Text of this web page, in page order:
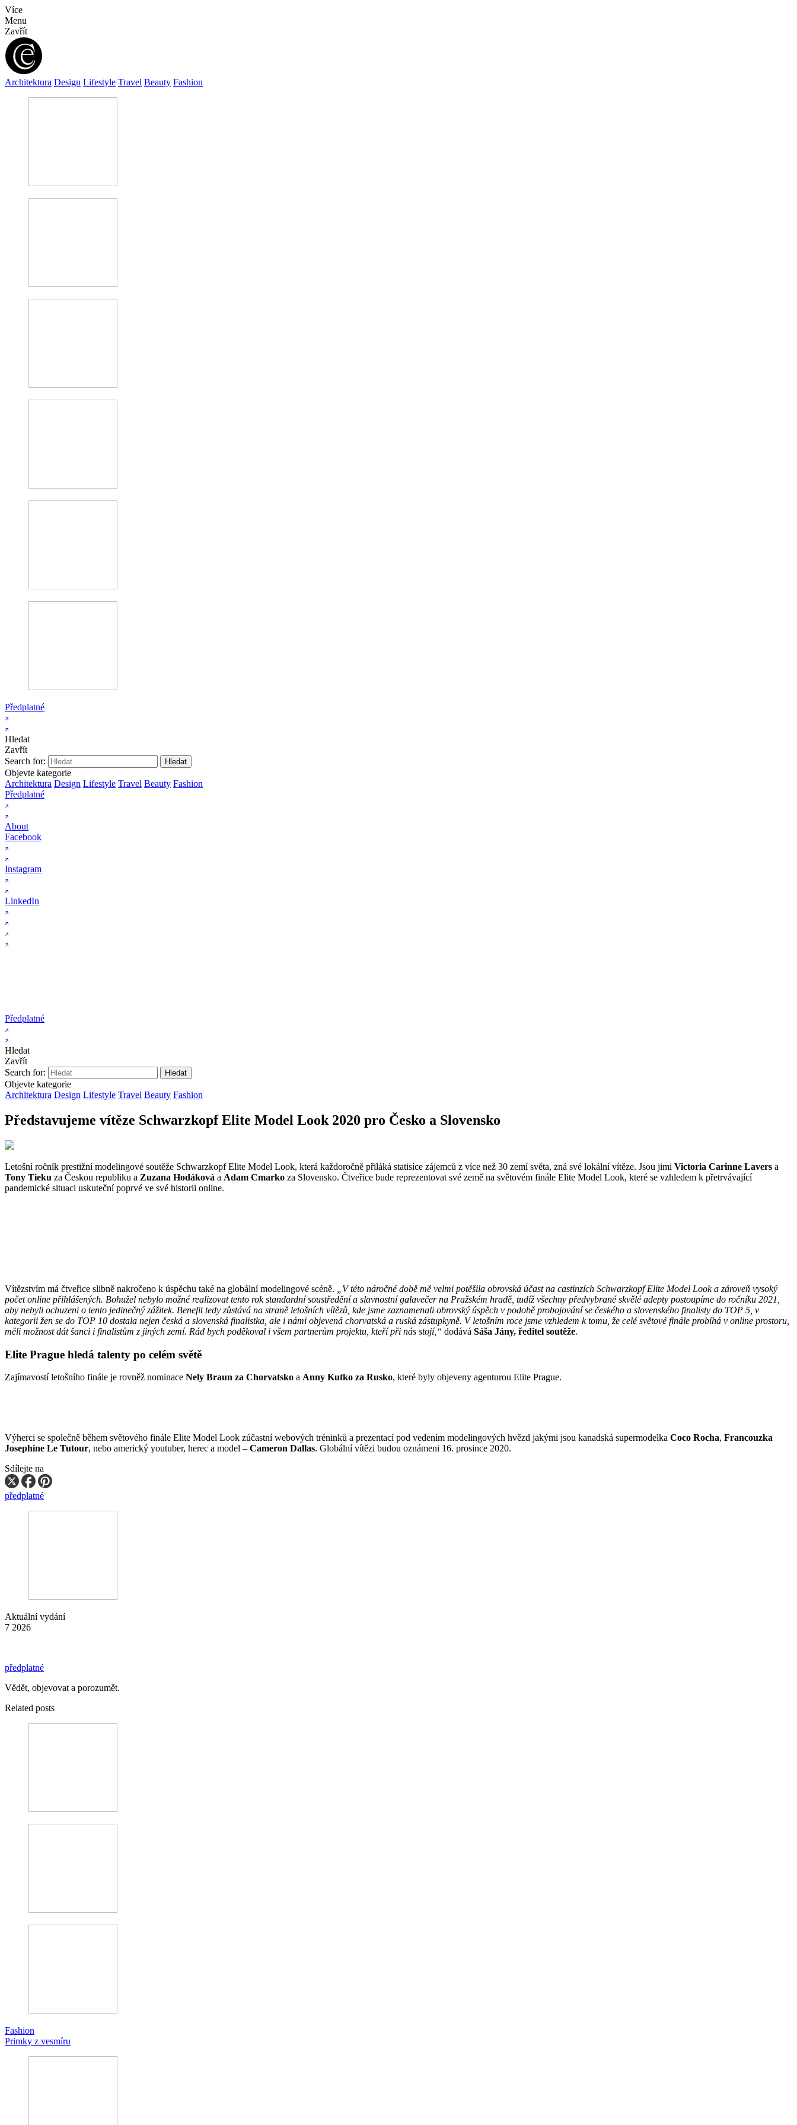
Více
Menu
Zavřít
Architektura Design Lifestyle Travel Beauty Fashion
Předplatné
Hledat
Zavřít
Search for:
Objevte kategorie
Architektura Design Lifestyle Travel Beauty Fashion
Předplatné
About
Facebook
Instagram
LinkedIn
Předplatné
Hledat
Zavřít
Search for:
Objevte kategorie
Architektura Design Lifestyle Travel Beauty Fashion
Představujeme vítěze Schwarzkopf Elite Model Look 2020 pro Česko a Slovensko
Letošní ročník prestižní modelingové soutěže Schwarzkopf Elite Model Look, která každoročně přiláká statisíce zájemců z více než 30 zemí světa, zná své lokální vítěze. Jsou jimi Victoria Carinne Lavers a
Tony Tieku za Českou republiku a Zuzana Hodáková a Adam Cmarko za Slovensko. Čtveřice bude reprezentovat své země na světovém finále Elite Model Look, které se vzhledem k přetrvávající
pandemické situaci uskuteční poprvé ve své historii online.
Vítězstvím má čtveřice slibně nakročeno k úspěchu také na globální modelingové scéně.
„V této náročné době mě velmi potěšila obrovská účast na castinzích Schwarzkopf Elite Model Look a zároveň vysoký
počet online přihlášených. Bohužel nebylo možné realizovat tento rok standardní soustředění a slavnostní galavečer na Pražském hradě, tudíž všechny předvybrané skvělé adepty postoupíme do ročníku 2021,
aby nebyli ochuzeni o tento jedinečný zážitek. Benefit tedy zůstává na straně letošních vítězů, kde jsme zaznamenali obrovský úspěch v podobě probojování se českého a slovenského finalisty do TOP 5, v
kategorii žen se do TOP 10 dostala nejen česká a slovenská finalistka, ale i námi objevená chorvatská a ruská zástupkyně. V letošním roce jsme vzhledem k tomu, že celé světové finále probíhá v online prostoru,
měli možnost dát šanci i finalistům z jiných zemí. Rád bych poděkoval i všem partnerům projektu, kteří při nás stojí,“ dodává Sáša Jány, ředitel soutěže.
Elite Prague hledá talenty po celém světě
Zajímavostí letošního finále je rovněž nominace Nely Braun za Chorvatsko a Anny Kutko za Rusko, které byly objeveny agenturou Elite Prague.
Výherci se společně během světového finále Elite Model Look zúčastní webových tréninků a prezentací pod vedením modelingových hvězd jakými jsou kanadská supermodelka Coco Rocha, Francouzka
Josephine Le Tutour, nebo americký youtuber, herec a model – Cameron Dallas. Globální vítězi budou oznámeni 16. prosince 2020.
Sdílejte na
předplatné
Aktuální vydání
7 2026
předplatné
Vědět, objevovat a porozumět.
Related posts
Fashion
Primky z vesmíru